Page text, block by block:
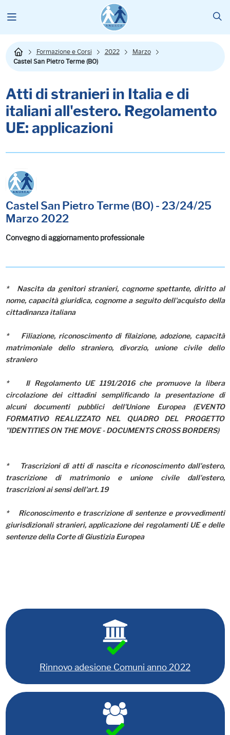
Formazione e Corsi 2022
Marzo
Castel San Pietro Terme (BO)
Atti di stranieri in Italia e di
italiani all'estero. Regolamento
UE: applicazioni
Castel San Pietro Terme (BO) - 23/24/25
Marzo 2022
Convegno di aggiornamento professionale
* Nascita da genitori stranieri, cognome spettante, diritto al
nome, capacità giuridica, cognome a seguito dell'acquisto della
cittadinanza italiana
* Filiazione, riconoscimento di filaizione, adozione, capacità
matrimoniale dello straniero, divorzio, unione civile dello
straniero
* Il Regolamento UE 1191/2016 che promuove la libera
circolazione dei cittadini semplificando la presentazione di
alcuni documenti pubblici dell'Unione Europea (EVENTO
FORMATIVO REALIZZATO NEL QUADRO DEL PROGETTO
"IDENTITIES ON THE MOVE - DOCUMENTS CROSS BORDERS)
* Trascrizioni di atti di nascita e riconoscimento dall'estero,
trascrizione di matrimonio e unione civile dall'estero,
trascrizioni ai sensi dell'art. 19
* Riconoscimento e trascrizione di sentenze e provvedimenti
giurisdizionali stranieri, applicazione dei regolamenti UE e delle
sentenze della Corte di Giustizia Europea
Rinnovo adesione Comuni anno 2022